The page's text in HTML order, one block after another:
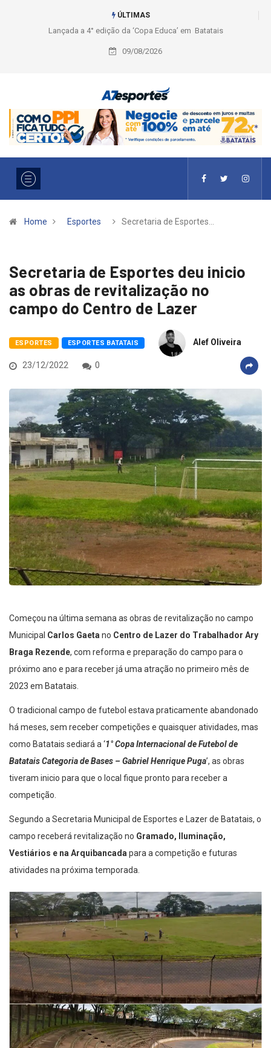
ÚLTIMAS
Liga 2026: Equipes rompem com a LABE na Série Ouro e entidade define
a 2° fase, times e formato
09/08/2026
Home Esportes Secretaria de Esportes…
Secretaria de Esportes deu inicio
as obras de revitalização no
campo do Centro de Lazer
ESPORTES ESPORTES BATATAIS Alef Oliveira
23/12/2022 0
Começou na última semana as obras de revitalização no campo
Municipal Carlos Gaetano Centro de Lazer do Trabalhador Ary
Braga Rezende, com reforma e preparação do campo para o
próximo ano e para receber já uma atração no primeiro mês de
2023 em Batatais.
O tradicional campo de futebol estava praticamente abandonado
há meses, sem receber competições e quaisquer atividades, mas
como Batatais sediará a ‘ 1° Copa Internacional de Futebol de
Batatais Categoria de Bases – Gabriel Henrique Puga’, as obras
tiveram inicio para que o local fique pronto para receber a
competição.
Segundo a Secretaria Municipal de Esportes e Lazer de Batatais, o
campo receberá revitalização no Gramado, Iluminação,
Vestiários e na Arquibancadapara a competição e futuras
atividades na próxima temporada.